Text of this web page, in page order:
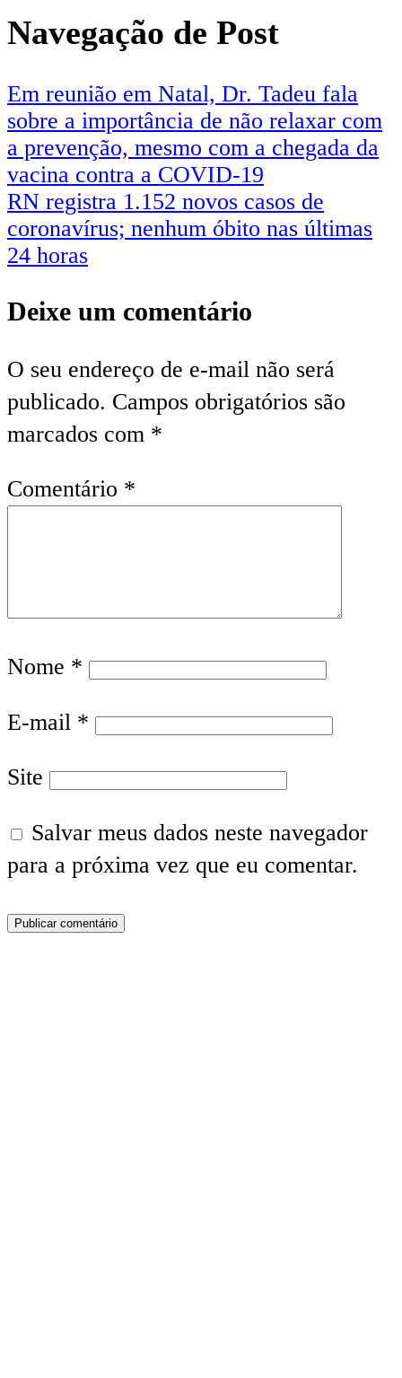
Navegação de Post
Em reunião em Natal, Dr. Tadeu fala
sobre a importância de não relaxar com
a prevenção, mesmo com a chegada da
vacina contra a COVID-19
RN registra 1.152 novos casos de
coronavírus; nenhum óbito nas últimas
24 horas
Deixe um comentário
O seu endereço de e-mail não será
publicado. Campos obrigatórios são
marcados com *
Comentário *
Nome *
E-mail *
Site
Salvar meus dados neste navegador
para a próxima vez que eu comentar.